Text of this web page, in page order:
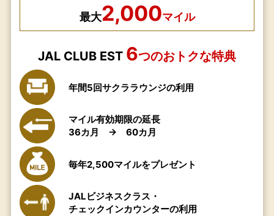
最大2,000マイル
JAL CLUB EST 6つのおトクな特典
年間5回サクララウンジの利用
マイル有効期限の延長
36カ月 → 60カ月
毎年2,500マイルをプレゼント
JALビジネスクラス・
チェックインカウンターの利用